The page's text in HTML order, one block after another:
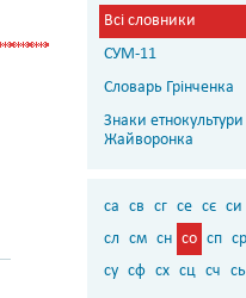
Всі словники
СУМ-11
Словарь Грінченка
Знаки етнокультури
Жайворонка
са св сг се сє си
сл см сн со сп ср
су сф сх сц сч сь